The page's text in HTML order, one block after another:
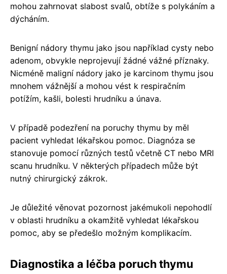
mohou zahrnovat slabost svalů, obtíže s polykáním a
dýcháním.
Benigní nádory thymu jako jsou například cysty nebo
adenom, obvykle neprojevují žádné vážné příznaky.
Nicméně maligní nádory jako je karcinom thymu jsou
mnohem vážnější a mohou vést k respiračním
potížím, kašli, bolesti hrudníku a únava.
V případě podezření na poruchy thymu by měl
pacient vyhledat lékařskou pomoc. Diagnóza se
stanovuje pomocí různých testů včetně CT nebo MRI
scanu hrudníku. V některých případech může být
nutný chirurgický zákrok.
Je důležité věnovat pozornost jakémukoli nepohodlí
v oblasti hrudníku a okamžitě vyhledat lékařskou
pomoc, aby se předešlo možným komplikacím.
Diagnostika a léčba poruch thymu